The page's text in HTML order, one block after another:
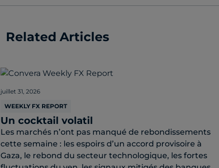
Related Articles
juillet 31, 2026
WEEKLY FX REPORT
Un cocktail volatil
Les marchés n’ont pas manqué de rebondissements
cette semaine : les espoirs d’un accord provisoire à
Gaza, le rebond du secteur technologique, les fortes